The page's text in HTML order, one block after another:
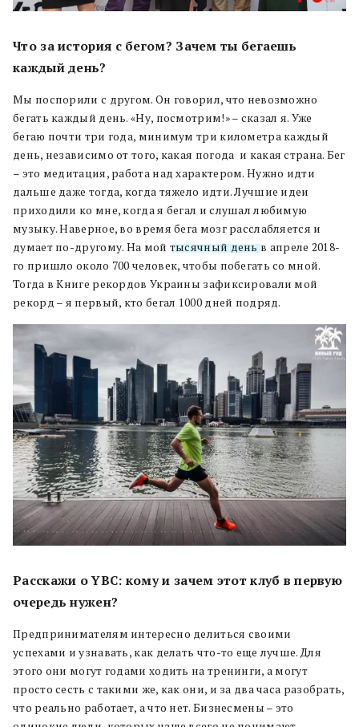
Что за история с бегом? Зачем ты бегаешь
каждый день?
Мы поспорили с другом. Он говорил, что невозможно
бегать каждый день. «Ну, посмотрим!» – сказал я. Уже
бегаю почти три года, минимум три километра каждый
день, независимо от того, какая погода и какая страна. Бег
– это медитация, работа над характером. Нужно идти
дальше даже тогда, когда тяжело идти. Лучшие идеи
приходили ко мне, когда я бегал и слушал любимую
музыку. Наверное, во время бега мозг расслабляется и
думает по-другому. На мой тысячный деньв апреле 2018-
го пришло около 700 человек, чтобы побегать со мной.
Тогда в Книге рекордов Украины зафиксировали мой
рекорд – я первый, кто бегал 1000 дней подряд.
Расскажи о YBC: кому и зачем этот клуб в первую
очередь нужен?
Предпринимателям интересно делиться своими
успехами и узнавать, как делать что-то еще лучше. Для
этого они могут годами ходить на тренинги, а могут
просто сесть с такими же, как они, и за два часа разобрать,
что реально работает, а что нет. Бизнесмены – это